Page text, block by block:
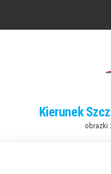
Kierunek
obrazki